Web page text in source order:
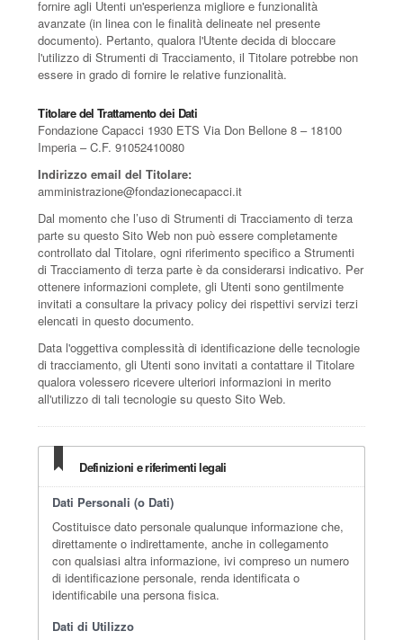
fornire agli Utenti un'esperienza migliore e funzionalità
avanzate (in linea con le finalità delineate nel presente
documento). Pertanto, qualora l'Utente decida di bloccare
l'utilizzo di Strumenti di Tracciamento, il Titolare potrebbe non
essere in grado di fornire le relative funzionalità.
Titolare del Trattamento dei Dati
Fondazione Capacci 1930 ETS Via Don Bellone 8 – 18100
Imperia – C.F. 91052410080
Indirizzo email del Titolare:
amministrazione@fondazionecapacci.it
Dal momento che l’uso di Strumenti di Tracciamento di terza
parte su questo Sito Web non può essere completamente
controllato dal Titolare, ogni riferimento specifico a Strumenti
di Tracciamento di terza parte è da considerarsi indicativo. Per
ottenere informazioni complete, gli Utenti sono gentilmente
invitati a consultare la privacy policy dei rispettivi servizi terzi
elencati in questo documento.
Data l'oggettiva complessità di identificazione delle tecnologie
di tracciamento, gli Utenti sono invitati a contattare il Titolare
qualora volessero ricevere ulteriori informazioni in merito
all'utilizzo di tali tecnologie su questo Sito Web.
Definizioni e riferimenti legali
Dati Personali (o Dati)
Costituisce dato personale qualunque informazione che,
direttamente o indirettamente, anche in collegamento
con qualsiasi altra informazione, ivi compreso un numero
di identificazione personale, renda identificata o
identificabile una persona fisica.
Dati di Utilizzo